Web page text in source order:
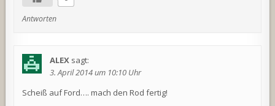
Antworten
ALEX sagt:
3. April 2014 um 10:10 Uhr
Scheiß auf Ford…. mach den Rod fertig!